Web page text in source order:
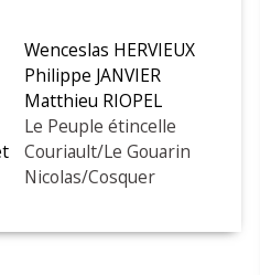
Wenceslas HERVIEUX
Philippe JANVIER
Matthieu RIOPEL
Le Peuple étincelle
Couriault/Le Gouarin
Nicolas/Cosquer